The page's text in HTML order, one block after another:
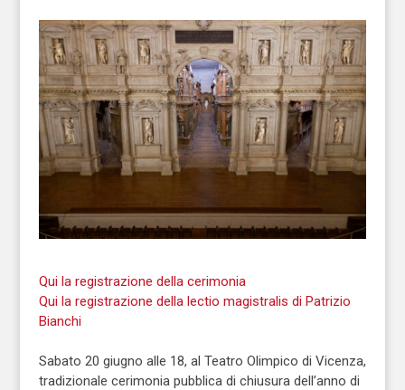
Qui la registrazione della cerimonia
Qui la registrazione della lectio magistralis di Patrizio
Bianchi
Sabato 20 giugno alle 18, al Teatro Olimpico di Vicenza,
tradizionale cerimonia pubblica di chiusura dell’anno di